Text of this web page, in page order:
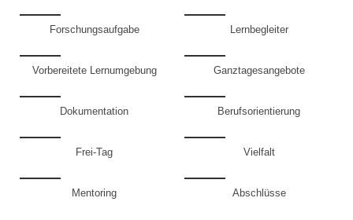
Forschungsaufgabe Lernbegleiter
Vorbereitete Lernumgebung Ganztagesangebote
Dokumentation Berufsorientierung
Frei-Tag Vielfalt
Mentoring Abschlüsse